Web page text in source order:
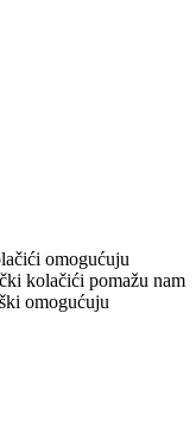
omogućuju
kolačići pomažu nam
omogućuju